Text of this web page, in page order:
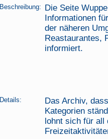
Beschreibung: Die Seite
Informationen
der näheren
Reastaurantes,
informiert.
Details:
Das Archiv,
Kategorien
lohnt sich für all